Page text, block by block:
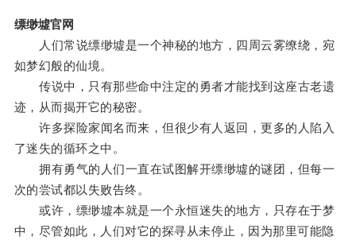
缥缈墟官网
人们常说缥缈墟是一个神秘的地方，四周云雾缭绕，宛
如梦幻般的仙境。
传说中，只有那些命中注定的勇者才能找到这座古老遗
迹，从而揭开它的秘密。
许多探险家闻名而来，但很少有人返回，更多的人陷入
了迷失的循环之中。
拥有勇气的人们一直在试图解开缥缈墟的谜团，但每一
次的尝试都以失败告终。
或许，缥缈墟本就是一个永恒迷失的地方，只存在于梦
中，尽管如此，人们对它的探寻从未停止，因为那里可能隐